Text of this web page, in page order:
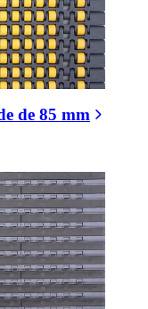
de 85 mm